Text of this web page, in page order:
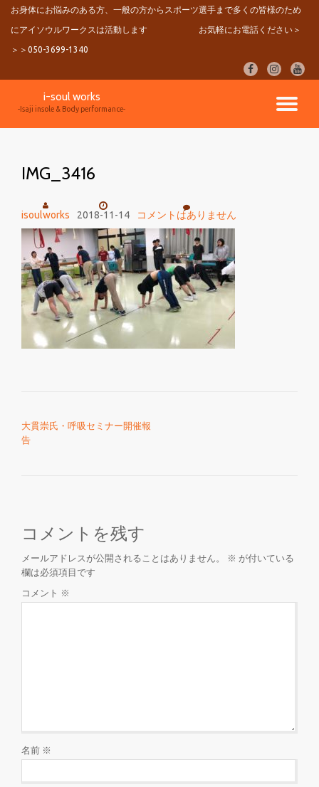
ン
お身体にお悩みのある方、一般の方からスポーツ選手まで多くの皆様のため
にアイソウルワークスは活動します お気軽にお電話ください＞
＞＞050-3699-1340
fa-
facebook
fa-
instagram
fa-
ナ
i-soul works
-Isaji insole & Body performance-
IMG_3416
isoulworks 2018-11-14 コメントはありません
大貫崇氏・呼吸セミナー開催報
告
コメントを残す
メールアドレスが公開されることはありません。 ※ が付いている
欄は必須項目です
コメント ※
名前 ※